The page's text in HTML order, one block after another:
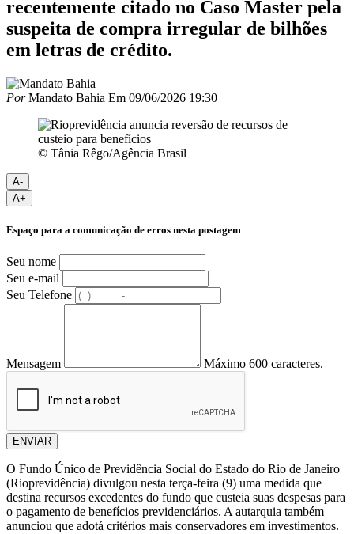
recentemente citado no Caso Master pela
suspeita de compra irregular de bilhões
em letras de crédito.
PorMandato Bahia Em 09/06/2026 19:30
© Tânia Rêgo/Agência Brasil
A-
A+
Espaço para a comunicação de erros nesta postagem
Seu nome
Seu e-mail
Seu Telefone
Mensagem Máximo 600 caracteres.
ENVIAR
O Fundo Único de Previdência Social do Estado do Rio de Janeiro
(Rioprevidência) divulgou nesta terça-feira (9) uma medida que
destina recursos excedentes do fundo que custeia suas despesas para
o pagamento de benefícios previdenciários. A autarquia também
anunciou que adotá critérios mais conservadores em investimentos.